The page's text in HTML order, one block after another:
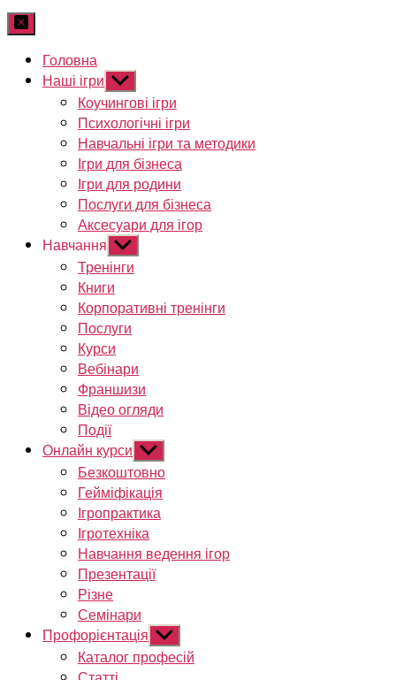
Головна
Наші ігри Показати
підменю
Коучингові ігри
Психологічні ігри
Навчальні ігри та методики
Ігри для бізнеса
Ігри для родини
Послуги для бізнеса
Аксесуари для ігор
Навчання Показати
підменю
Тренінги
Книги
Корпоративні тренінги
Послуги
Курси
Вебінари
Франшизи
Відео огляди
Події
Онлайн курси Показати
підменю
Безкоштовно
Гейміфікація
Ігропрактика
Ігротехніка
Навчання ведення ігор
Презентації
Різне
Семінари
Профорієнтація Показати
підменю
Каталог професій